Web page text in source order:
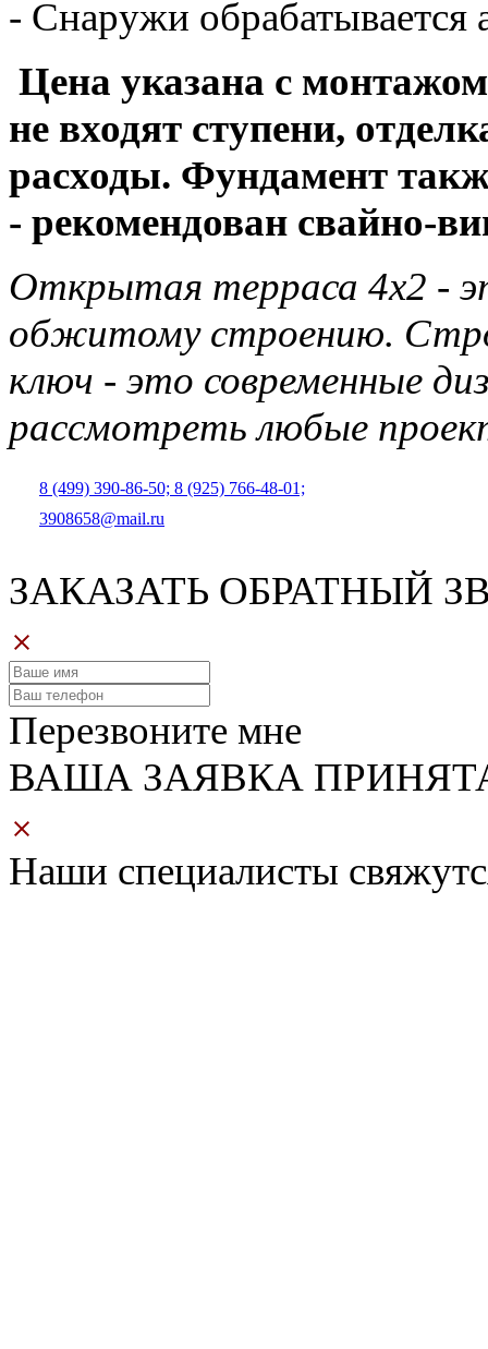
- Снаружи обрабатывается
Цена указана с
не входят ступени,
расходы. Фундамент
- рекомендован свайно-
Открытая терраса 4х2 -
обжитому строению.
ключ - это современные
рассмотреть любые
8 (499) 390-86-50; 8 (925) 766-48-01;
3908658@mail.ru
ЗАКАЗАТЬ ОБРАТНЫЙ
Перезвоните мне
ВАША ЗАЯВКА
Наши специалисты